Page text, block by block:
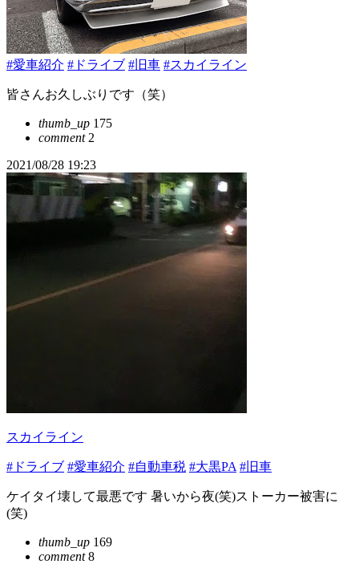
#愛車紹介 #ドライブ #旧車 #スカイライン
皆さんお久しぶりです（笑）
thumb_up 175
comment2
2021/08/28 19:23
スカイライン
#ドライブ #愛車紹介 #自動車税 #大黒PA #旧車
ケイタイ壊して最悪です 暑いから夜(笑)ストーカー被害に
(笑)
thumb_up 169
comment8